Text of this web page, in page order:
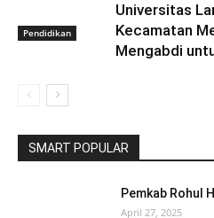
Pendidikan
Universitas
Kecamatan
Mengabdi
SMART POPULAR
Pemkab Rohul
April 27, 2025